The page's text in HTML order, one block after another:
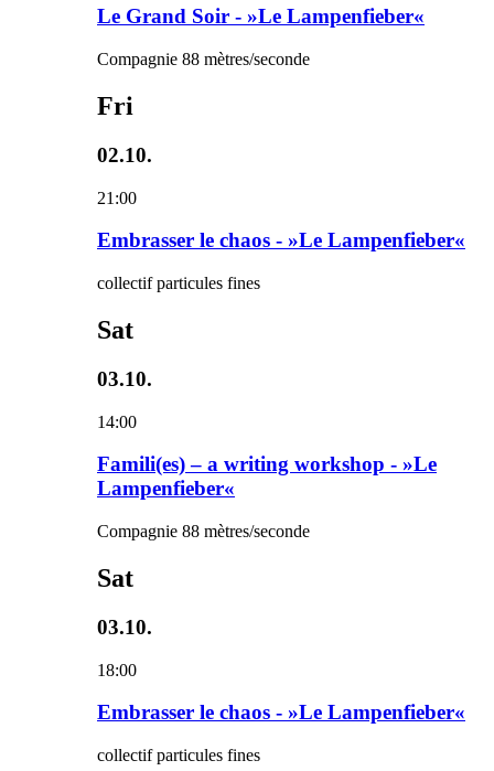
Le Grand Soir - »Le Lampenfieber«
Compagnie 88 mètres/seconde
Fri
02.10.
21:00
Embrasser le chaos - »Le Lampenfieber«
collectif particules fines
Sat
03.10.
14:00
Famili(es) – a writing workshop - »Le
Lampenfieber«
Compagnie 88 mètres/seconde
Sat
03.10.
18:00
Embrasser le chaos - »Le Lampenfieber«
collectif particules fines